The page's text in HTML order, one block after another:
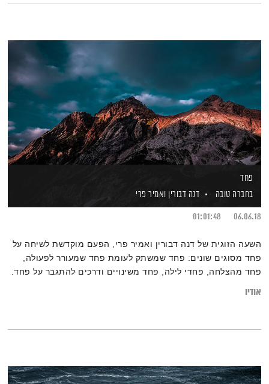
פחד
בחברה טובה
דנה דבורין ואמיר פרי
06.06.18
01:01:48
השעה הזוגית של דנה דבורין ואמיר פרי, הפעם מוקדשת לשיחה על
פחד מסוגים שונים: פחד שמשתק לעומת פחד שמעורר לפעולה,
פחד מהצלחה, פחדי לילה, פחד משינויים ודרכים להתגבר על פחד.
אודיו